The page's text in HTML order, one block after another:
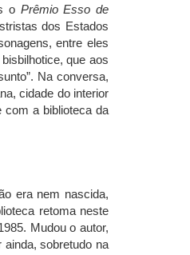
o Prêmio Esso de
dos Estados
entre eles
que aos
Na conversa,
cidade do interior
com a biblioteca da
era nem nascida,
retoma neste
Mudou o autor,
sobretudo na